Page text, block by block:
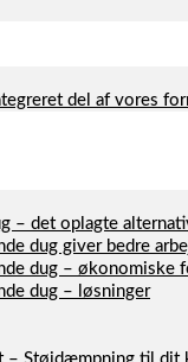
del af vores
– det oplagte
dug giver bedre
dug – økonomiske
dug – løsninger